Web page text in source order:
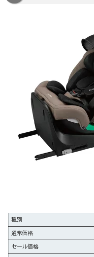
種別
通常価格
セール価格